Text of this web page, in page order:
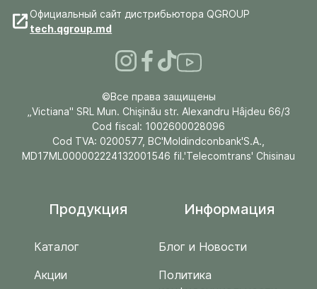
Официальный сайт дистрибьютора QGROUP
tech.qgroup.md
©Все права защищены
„Victiana" SRL Mun. Chişinău str. Alexandru Hâjdeu 66/3
Cod fiscal: 1002600028096
Cod TVA: 0200577, BC'Moldindconbank'S.A.,
MD17ML000002224132001546 fil.'Telecomtrans' Chisinau
Продукция
Каталог
Акции
Информация
Блог и Новости
Политика